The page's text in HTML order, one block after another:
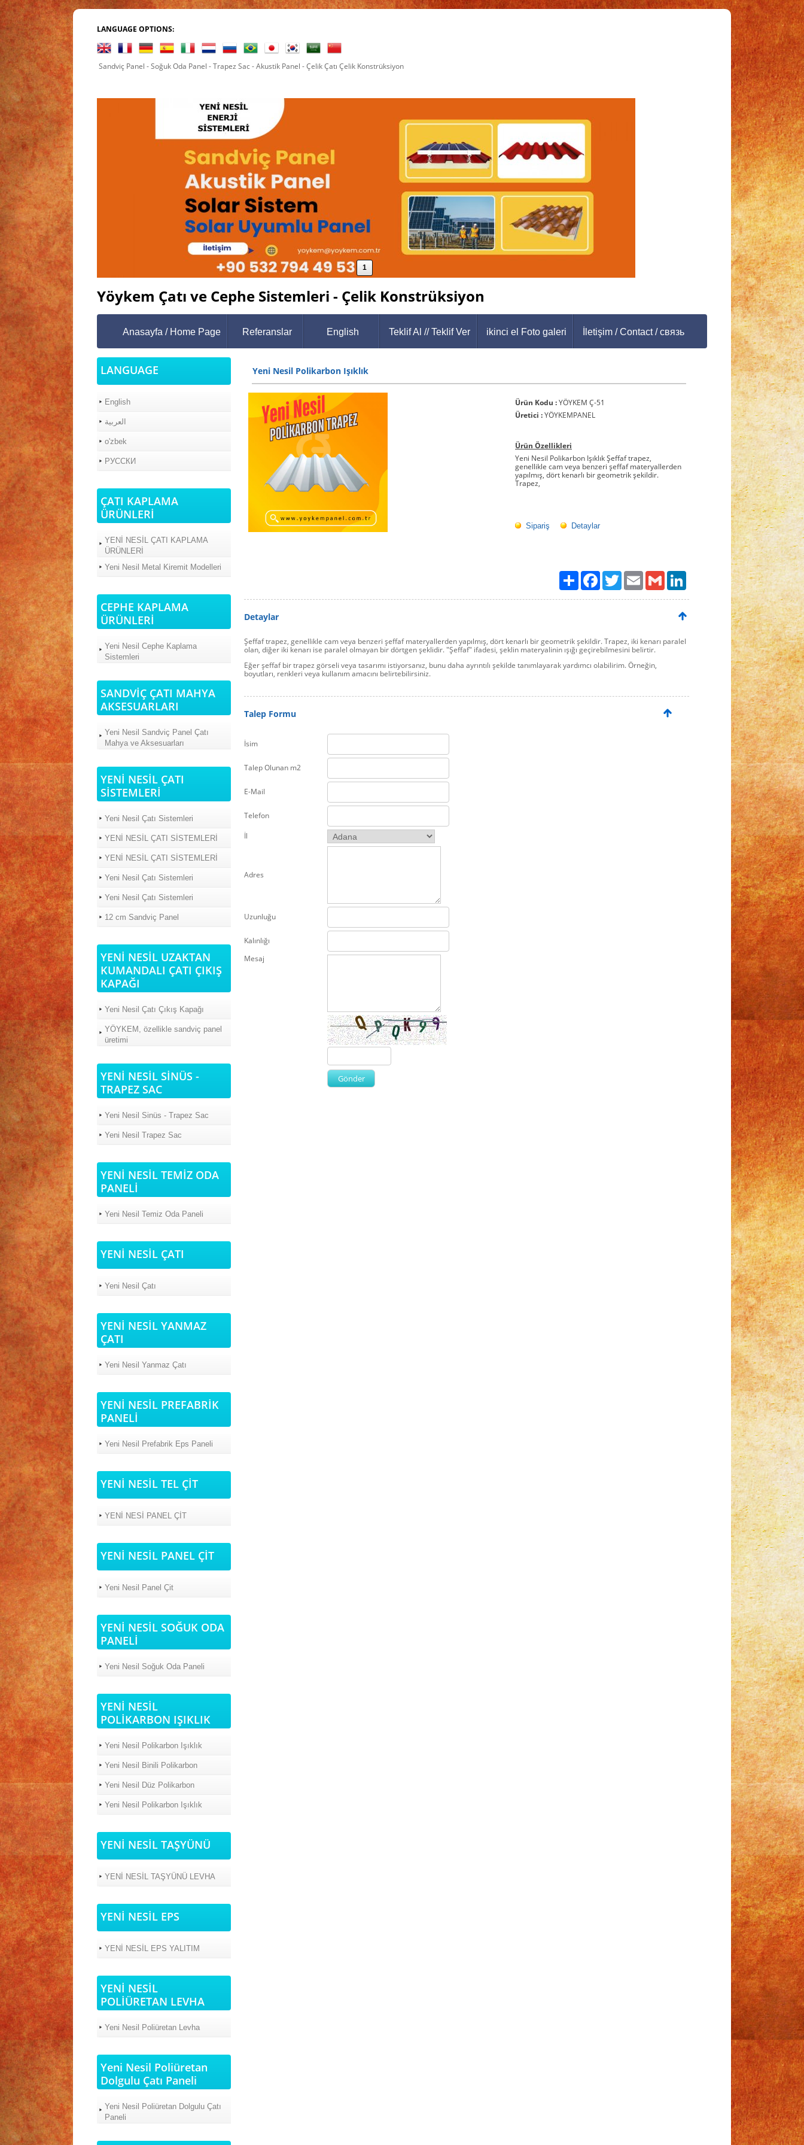
LANGUAGE OPTIONS:
Sandviç Panel - Soğuk Oda Panel - Trapez Sac - Akustik Panel - Çelik Çatı Çelik Konstrüksiyon
1
Yöykem Çatı ve Cephe Sistemleri - Çelik Konstrüksiyon
Anasayfa / Home Page Referanslar English Teklif Al // Teklif Ver ikinci el Foto galeri İletişim / Contact / связь
LANGUAGE
English
العربية
o'zbek
РУССКИ
ÇATI KAPLAMA
ÜRÜNLERİ
YENİ NESİL ÇATI KAPLAMA
ÜRÜNLERİ
Yeni Nesil Metal Kiremit Modelleri
CEPHE KAPLAMA
ÜRÜNLERİ
Yeni Nesil Cephe Kaplama
Sistemleri
SANDVİÇ ÇATI MAHYA
AKSESUARLARI
Yeni Nesil Sandviç Panel Çatı
Mahya ve Aksesuarları
YENİ NESİL ÇATI
SİSTEMLERİ
Yeni Nesil Çatı Sistemleri
YENİ NESİL ÇATI SİSTEMLERİ
YENİ NESİL ÇATI SİSTEMLERİ
Yeni Nesil Çatı Sistemleri
Yeni Nesil Çatı Sistemleri
12 cm Sandviç Panel
YENİ NESİL UZAKTAN
KUMANDALI ÇATI ÇIKIŞ
KAPAĞI
Yeni Nesil Çatı Çıkış Kapağı
YÖYKEM, özellikle sandviç panel
üretimi
YENİ NESİL SİNÜS -
TRAPEZ SAC
Yeni Nesil Sinüs - Trapez Sac
Yeni Nesil Trapez Sac
YENİ NESİL TEMİZ ODA
PANELİ
Yeni Nesil Temiz Oda Paneli
YENİ NESİL ÇATI
Yeni Nesil Çatı
YENİ NESİL YANMAZ
ÇATI
Yeni Nesil Yanmaz Çatı
YENİ NESİL PREFABRİK
PANELİ
Yeni Nesil Prefabrik Eps Paneli
YENİ NESİL TEL ÇİT
YENİ NESİ PANEL ÇİT
YENİ NESİL PANEL ÇİT
Yeni Nesil Panel Çit
YENİ NESİL SOĞUK ODA
PANELİ
Yeni Nesil Soğuk Oda Paneli
YENİ NESİL
POLİKARBON IŞIKLIK
Yeni Nesil Polikarbon Işıklık
Yeni Nesil Binili Polikarbon
Yeni Nesil Düz Polikarbon
Yeni Nesil Polikarbon Işıklık
YENİ NESİL TAŞYÜNÜ
YENİ NESİL TAŞYÜNÜ LEVHA
YENİ NESİL EPS
YENİ NESİL EPS YALITIM
YENİ NESİL
POLİÜRETAN LEVHA
Yeni Nesil Poliüretan Levha
Yeni Nesil Poliüretan
Dolgulu Çatı Paneli
Yeni Nesil Poliüretan Dolgulu Çatı
Paneli
Yeni Nesil Polikarbon Işıklık
Ürün Kodu :YÖYKEM Ç-51
Üretici :YÖYKEMPANEL
Ürün Özellikleri
Yeni Nesil Polikarbon Işıklık Şeffaf trapez,
genellikle cam veya benzeri şeffaf materyallerden
yapılmış, dört kenarlı bir geometrik şekildir.
Trapez,
Sipariş Detaylar
Paylaş FacebookTwitter Email Gmail
Detaylar
Şeffaf trapez, genellikle cam veya benzeri şeffaf materyallerden yapılmış, dört kenarlı bir geometrik şekildir. Trapez, iki kenarı paralel
olan, diğer iki kenarı ise paralel olmayan bir dörtgen şeklidir. "Şeffaf" ifadesi, şeklin materyalinin ışığı geçirebilmesini belirtir.
Eğer şeffaf bir trapez görseli veya tasarımı istiyorsanız, bunu daha ayrıntılı şekilde tanımlayarak yardımcı olabilirim. Örneğin,
boyutları, renkleri veya kullanım amacını belirtebilirsiniz.
Talep Formu
İsim
Talep Olunan m2
E-Mail
Telefon
İl
Adres
Uzunluğu
Kalınlığı
Mesaj